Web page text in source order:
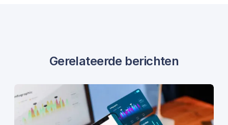
Gerelateerde berichten